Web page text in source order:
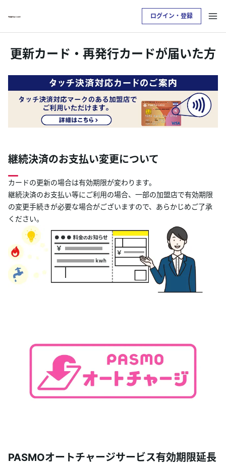
ログイン・登録
お支払い明細を確認したい方は
クレジットサービスへログインが必要です
ログイン・登録
カードをつくる
TOKYU POINTについて
便利なサービス
あんしんサポート
キャンペーン
更新カード・再発行カードが届いた方
継続決済のお支払い変更について
カードの更新の場合は有効期限が変わります。
継続決済のお支払い等にご利用の場合、一部の加盟店で有効期限
の変更手続きが必要な場合がございますので、あらかじめご了承
ください。
PASMOオートチャージサービス有効期限延長